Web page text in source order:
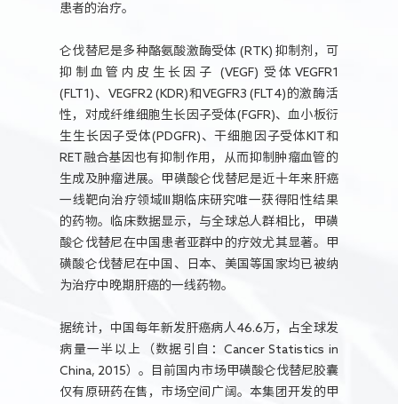
患者的治疗。
仑伐替尼是多种酪氨酸激酶受体 (RTK) 抑制剂，可
抑制血管内皮生长因子 (VEGF) 受体VEGFR1
(FLT1)、VEGFR2 (KDR)和VEGFR3 (FLT4)的激酶活
性，对成纤维细胞生长因子受体(FGFR)、血小板衍
生生长因子受体(PDGFR)、干细胞因子受体KIT和
RET融合基因也有抑制作用，从而抑制肿瘤血管的
生成及肿瘤进展。甲磺酸仑伐替尼是近十年来肝癌
一线靶向治疗领域III期临床研究唯一获得阳性结果
的药物。临床数据显示，与全球总人群相比，甲磺
酸仑伐替尼在中国患者亚群中的疗效尤其显著。甲
磺酸仑伐替尼在中国、日本、美国等国家均已被纳
为治疗中晚期肝癌的一线药物。
据统计，中国每年新发肝癌病人46.6万，占全球发
病量一半以上（数据引自：Cancer Statistics in
China, 2015）。目前国内市场甲磺酸仑伐替尼胶囊
仅有原研药在售，市场空间广阔。本集团开发的甲